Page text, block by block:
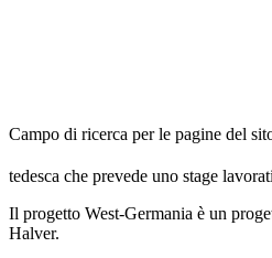
Campo di ricerca per le pagine del
tedesca che prevede uno stage
Il progetto West-Germania è un
Halver.